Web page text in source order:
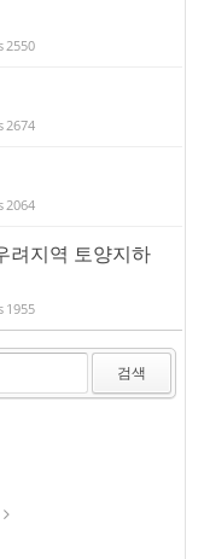
2550
2674
2064
려지역 토양지하
1955
검색